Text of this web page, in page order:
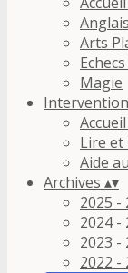
Arts
Magie
Lire et
Aide
Archives ▴▾
2025 -
2024 -
2023 -
2022 -